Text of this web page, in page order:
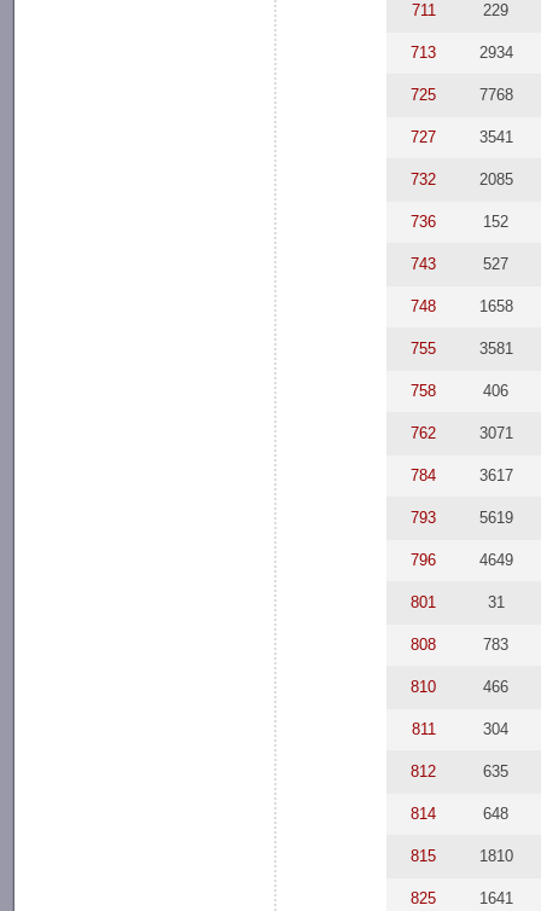
711 229
713 2934
725 7768
727 3541
732 2085
736 152
743 527
748 1658
755 3581
758 406
762 3071
784 3617
793 5619
796 4649
801 31
808 783
810 466
811 304
812 635
814 648
815 1810
825 1641